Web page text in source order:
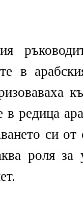
в
редица
си
роля за